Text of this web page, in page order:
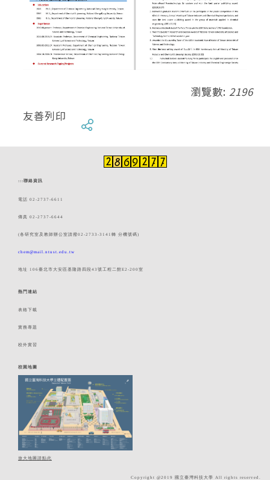
瀏覽數: 2196
友善列印
::: 聯絡資訊
電話 02-2737-6611
傳真 02-2737-6644
(各研究室及教師辦公室請撥02-2733-3141轉 分機號碼)
chem@mail.ntust.edu.tw
地址 106臺北市大安區基隆路四段43號工程二館E2-200室
熱門連結
表格下載
實務專題
校外實習
校園地圖
放大地圖請點此
Copyright @2019 國立臺灣科技大學 All rights reserved.